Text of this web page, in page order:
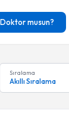
Doktor musun?
Sıralama
Akıllı Sıralama